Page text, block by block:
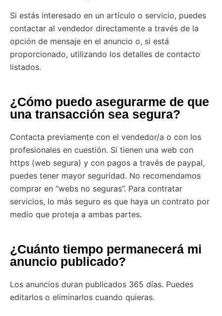
Si estás interesado en un artículo o servicio, puedes
contactar al vendedor directamente a través de la
opción de mensaje en el anuncio o, si está
proporcionado, utilizando los detalles de contacto
listados.
¿Cómo puedo asegurarme de que
una transacción sea segura?
Contacta previamente con el vendedor/a o con los
profesionales en cuestión. Si tienen una web con
https (web segura) y con pagos a través de paypal,
puedes tener mayor seguridad. No recomendamos
comprar en “webs no seguras”. Para contratar
servicios, lo más seguro es que haya un contrato por
medio que proteja a ambas partes.
¿Cuánto tiempo permanecerá mi
anuncio publicado?
Los anuncios duran publicados 365 días. Puedes
editarlos o eliminarlos cuando quieras.